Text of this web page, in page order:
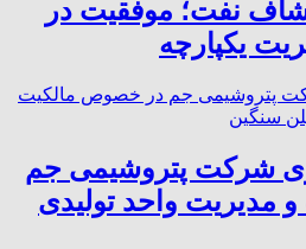
نفت؛ موفقیت در
یکپارچه
شرکت پتروشیمی جم
واحد تولیدی